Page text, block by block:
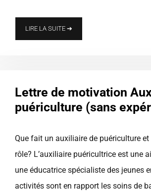
LIRE LA SUITE ➔
Lettre de motivation
puériculture (sans
Que fait un auxiliaire de puériculture et
rôle? L’auxiliaire puéricultrice est une
une éducatrice spécialiste des jeunes
activités sont en rapport les soins de